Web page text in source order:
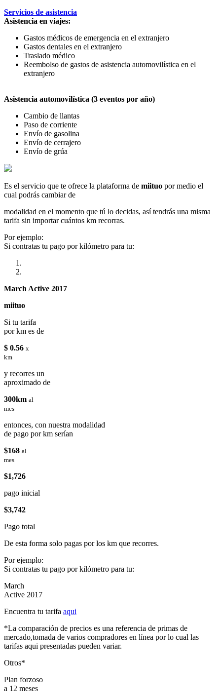
Servicios de asistencia
Asistencia en viajes:
Gastos médicos de emergencia en el extranjero
Gastos dentales en el extranjero
Traslado médico
Reembolso de gastos de asistencia automovilística en el
extranjero
Asistencia automovilística (3 eventos por año)
Cambio de llantas
Paso de corriente
Envío de gasolina
Envío de cerrajero
Envío de grúa
Es el servicio que te ofrece la plataforma de miituo por medio el
cual podrás cambiar de
modalidad en el momento que tú lo decidas, así tendrás una misma
tarifa sin importar cuántos km recorras.
Por ejemplo:
Si contratas tu pago por kilómetro para tu:
March Active 2017
miituo
Si tu tarifa
por km es de
$ 0.56 x
km
y recorres un
aproximado de
300km al
mes
entonces, con nuestra modalidad
de pago por km serían
$168 al
mes
$1,726
pago inicial
$3,742
Pago total
De esta forma solo pagas por los km que recorres.
Por ejemplo:
Si contratas tu pago por kilómetro para tu:
March
Active 2017
Encuentra tu tarifa aqui
*La comparación de precios es una referencia de primas de
mercado,tomada de varios compradores en línea por lo cual las
tarifas aqui presentadas pueden variar.
Otros*
Plan forzoso
a 12 meses